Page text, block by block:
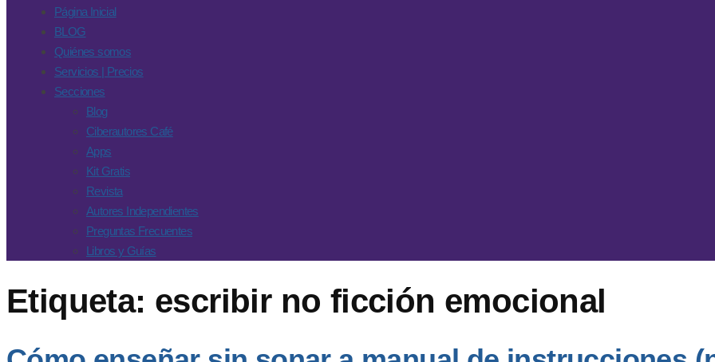
Página Inicial
BLOG
Quiénes somos
Servicios | Precios
Secciones
Blog
Ciberautores Café
Apps
Kit Gratis
Revista
Autores Independientes
Preguntas Frecuentes
Libros y Guías
Etiqueta: escribir no ficción emocional